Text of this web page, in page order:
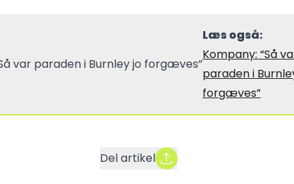
Læs også:
Kompany: “Så
paraden i
forgæves”
Del artikel